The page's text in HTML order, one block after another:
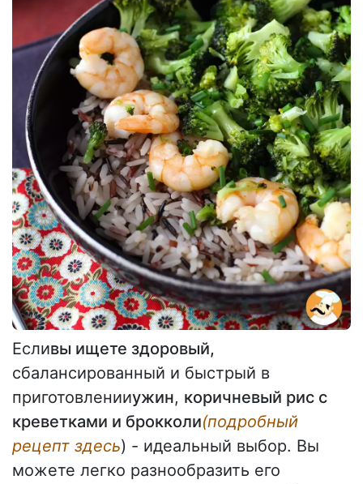
Есливы ищете здоровый,
сбалансированный и быстрый в
приготовленииужин, коричневый рис с
креветками и брокколи(подробный
рецепт здесь) - идеальный выбор. Вы
можете легко разнообразить его